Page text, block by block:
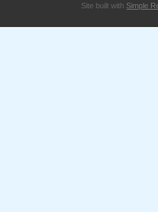
Site built with Simple